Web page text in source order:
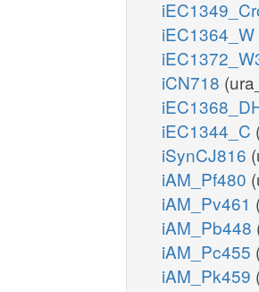
iEC1364_W
iCN718
iEC1344_C
iSynCJ816
iAM_Pf480
iAM_Pv461
iAM_Pb448
iAM_Pc455
iAM_Pk459